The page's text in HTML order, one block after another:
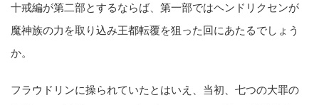
十戒編が第二部とするならば、第一部ではヘンドリクセンが
魔神族の力を取り込み王都転覆を狙った回にあたるでしょう
か。
フラウドリンに操られていたとはいえ、当初、七つの大罪の